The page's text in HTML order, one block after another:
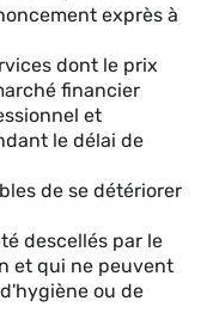
exprès à
dont le prix
financier
et
le délai de
de se détériorer
descellés par le
et qui ne peuvent
ou de